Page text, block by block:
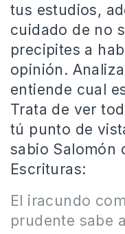
tus estudios,
cuidado de no
precipites a
opinión.
entiende cual
Trata de ver
tú punto de
sabio Salomón
Escrituras:
El iracundo
prudente sabe